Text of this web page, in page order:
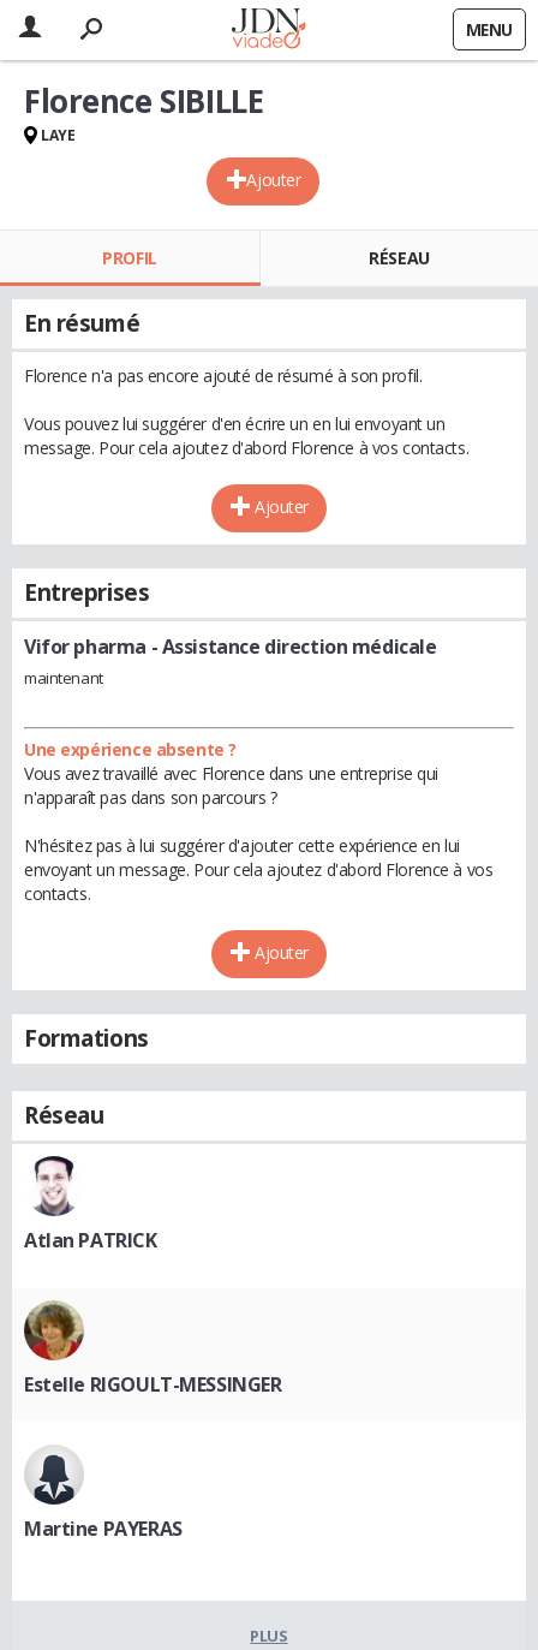
MENU
Ajouter
Florence SIBILLE
LAYE
PROFIL RÉSEAU
En résumé
Florence n'a pas encore ajouté de résumé à son profil.
Vous pouvez lui suggérer d'en écrire un en lui envoyant un
message. Pour cela ajoutez d'abord Florence à vos contacts.
Ajouter
Entreprises
Vifor pharma - Assistance direction médicale
maintenant
Une expérience absente ?
Vous avez travaillé avec Florence dans une entreprise qui
n'apparaît pas dans son parcours ?
N'hésitez pas à lui suggérer d'ajouter cette expérience en lui
envoyant un message. Pour cela ajoutez d'abord Florence à vos
contacts.
Ajouter
Formations
Réseau
Atlan PATRICK
Estelle RIGOULT-MESSINGER
Martine PAYERAS
PLUS